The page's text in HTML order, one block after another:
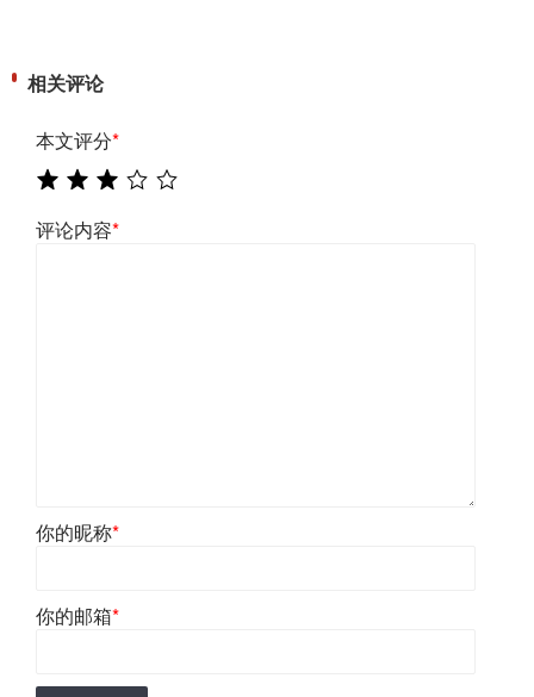
相关评论
本文评分*
评论内容*
你的昵称*
你的邮箱*